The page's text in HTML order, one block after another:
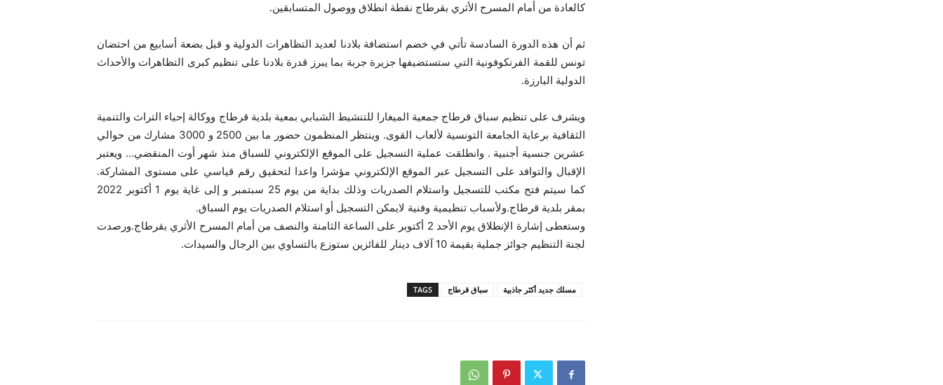
كالعادة من أمام المسرح الأثري بقرطاج نقطة انطلاق ووصول المتسابقين.
ثم أن هذه الدورة السادسة تأتي في خضم استضافة بلادنا لعديد التظاهرات الدولية و قبل بضعة أسابيع من احتضان
تونس للقمة الفرنكوفونية التي ستستضيفها جزيرة جربة بما يبرز قدرة بلادنا على تنظيم كبرى التظاهرات والأحداث
الدولية البارزة.
ويشرف على تنظيم سباق قرطاج جمعية الميغارا للتنشيط الشبابي بمعية بلدية قرطاج ووكالة إحياء التراث والتنمية
الثقافية برعاية الجامعة التونسية لألعاب القوى. وينتظر المنظمون حضور ما بين 2500 و 3000 مشارك من حوالي
عشرين جنسية أجنبية . وانطلقت عملية التسجيل على الموقع الإلكتروني للسباق منذ شهر أوت المنقضي… ويعتبر
الإقبال والتوافد على التسجيل عبر الموقع الإلكتروني مؤشرا واعدا لتحقيق رقم قياسي على مستوى المشاركة.
كما سيتم فتح مكتب للتسجيل واستلام الصدريات وذلك بداية من يوم 25 سبتمبر و إلى غاية يوم 1 أكتوبر 2022
بمقر بلدية قرطاج.ولأسباب تنظيمية وفنية لايمكن التسجيل أو استلام الصدريات يوم السباق.
وستعطى إشارة الإنطلاق يوم الأحد 2 أكتوبر على الساعة الثامنة والنصف من أمام المسرح الأثري بقرطاج.ورصدت
لجنة التنظيم جوائز جملية بقيمة 10 آلاف دينار للفائزين ستوزع بالتساوي بين الرجال والسيدات.
TAGS سباق قرطاج مسلك جديد أكثر جاذبية